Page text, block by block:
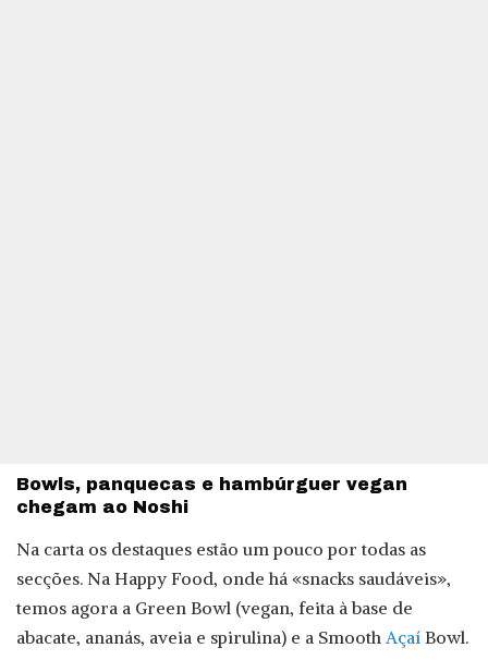
Bowls, panquecas e hambúrguer vegan
chegam ao Noshi
Na carta os destaques estão um pouco por todas as
secções. Na Happy Food, onde há «snacks saudáveis»,
temos agora a Green Bowl (vegan, feita à base de
abacate, ananás, aveia e spirulina) e a Smooth Açaí Bowl.